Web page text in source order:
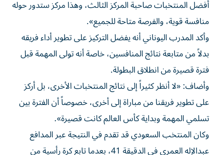
أفضل المنتخبات صاحبة المركز الثالث، وهذا مركز ستدور حوله
منافسة قوية، والفرصة متاحة للجميع».
وأكد المدرب اليوناني أنه يفضل التركيز على تطوير أداء فريقه
بدلاً من متابعة نتائج المنافسين، خاصة أنه تولى المهمة قبل
فترة قصيرة من انطلاق البطولة.
وأضاف: «لا أنظر كثيراً إلى نتائج المنتخبات الأخرى، بل أركز
على تطوير فريقنا من مباراة إلى أخرى، خصوصاً أن الفترة بين
تسلمي المهمة وبداية كأس العالم كانت قصيرة».
وكان المنتخب السعودي قد تقدم في النتيجة عبر المدافع
عبدالإله العمري في الدقيقة 41، بعدما تابع كرة رأسية من